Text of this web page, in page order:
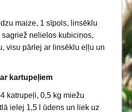
maize, 1 sīpols, linsēklu
nelielos kubiciņos,
visu pārlej ar linsēklu eļļu un
kartupeļiem
katrupeļi, 0,5 kg miežu
ielej 1,5 l ūdens un liek uz